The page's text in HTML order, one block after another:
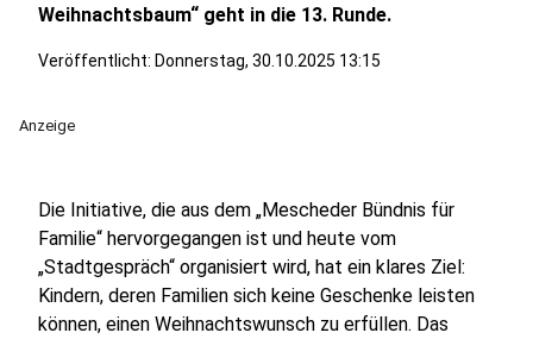
Weihnachtsbaum“ geht in die 13. Runde.
Veröffentlicht: Donnerstag, 30.10.2025 13:15
Anzeige
Die Initiative, die aus dem „Mescheder Bündnis für
Familie“ hervorgegangen ist und heute vom
„Stadtgespräch“ organisiert wird, hat ein klares Ziel:
Kindern, deren Familien sich keine Geschenke leisten
können, einen Weihnachtswunsch zu erfüllen. Das